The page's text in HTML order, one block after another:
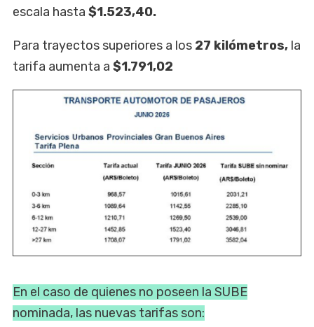
escala hasta $1.523,40.
Para trayectos superiores a los 27 kilómetros, la
tarifa aumenta a $1.791,02
En el caso de quienes no poseen la SUBE
nominada, las nuevas tarifas son: